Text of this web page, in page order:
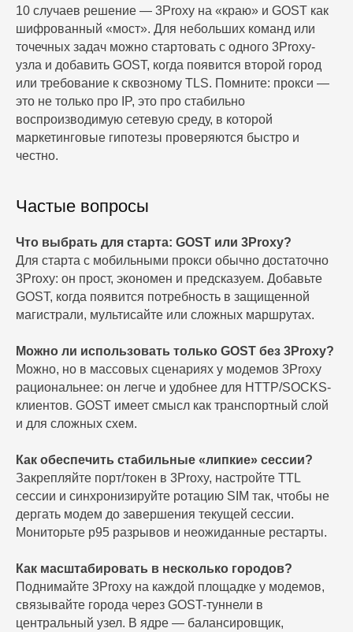
10 случаев решение — 3Proxy на «краю» и GOST как
шифрованный «мост». Для небольших команд или
точечных задач можно стартовать с одного 3Proxy-
узла и добавить GOST, когда появится второй город
или требование к сквозному TLS. Помните: прокси —
это не только про IP, это про стабильно
воспроизводимую сетевую среду, в которой
маркетинговые гипотезы проверяются быстро и
честно.
Частые вопросы
Что выбрать для старта: GOST или 3Proxy?
Для старта с мобильными прокси обычно достаточно
3Proxy: он прост, экономен и предсказуем. Добавьте
GOST, когда появится потребность в защищенной
магистрали, мультисайте или сложных маршрутах.
Можно ли использовать только GOST без 3Proxy?
Можно, но в массовых сценариях у модемов 3Proxy
рациональнее: он легче и удобнее для HTTP/SOCKS-
клиентов. GOST имеет смысл как транспортный слой
и для сложных схем.
Как обеспечить стабильные «липкие» сессии?
Закрепляйте порт/токен в 3Proxy, настройте TTL
сессии и синхронизируйте ротацию SIM так, чтобы не
дергать модем до завершения текущей сессии.
Мониторьте p95 разрывов и неожиданные рестарты.
Как масштабировать в несколько городов?
Поднимайте 3Proxy на каждой площадке у модемов,
связывайте города через GOST-туннели в
центральный узел. В ядре — балансировщик,